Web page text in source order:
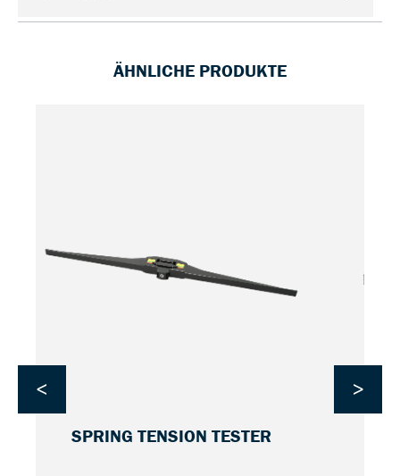
ÄHNLICHE PRODUKTE
SPRING TENSION TESTER
< >